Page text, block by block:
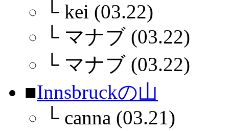
└ kei (03.22)
└ マナブ (03.22)
└ マナブ (03.22)
■Innsbruckの山
└ canna (03.21)